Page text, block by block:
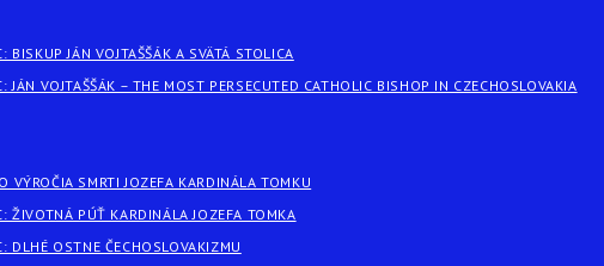
BISKUP JÁN VOJTAŠŠÁK A SVÄTÁ STOLICA
JÁN VOJTAŠŠÁK – THE MOST PERSECUTED CATHOLIC BISHOP IN CZECHOSLOVAKIA
VÝROČIA SMRTI JOZEFA KARDINÁLA TOMKU
ŽIVOTNÁ PÚŤ KARDINÁLA JOZEFA TOMKA
DLHÉ OSTNE ČECHOSLOVAKIZMU